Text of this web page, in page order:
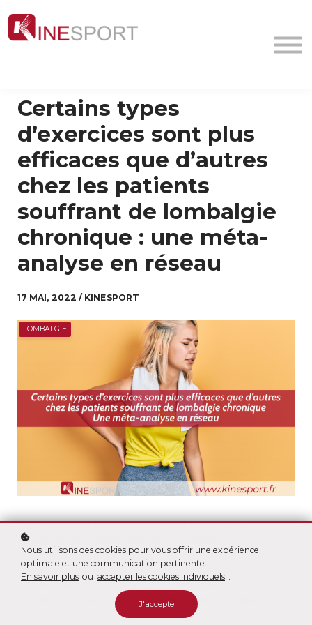
La société
Académie
Certains types
d’exercices sont plus
efficaces que d’autres
chez les patients
souffrant de lombalgie
chronique : une méta-
analyse en réseau
17 MAI, 2022 / KINESPORT
LOMBALGIE
L’exercice est une approche de traitement
courante pour la lombalgie chronique
recommandée par les guidelines de pratique clinique
comme un traitement de première intention.
Cependant, il existe des preuves limitées pour
soutenir l’utilisation d’un type d’exercice plutôt
Nous utilisons des cookies pour vous offrir une expérience
optimale et une communication pertinente.
En savoir plus ou accepter les cookies individuels .
J'accepte